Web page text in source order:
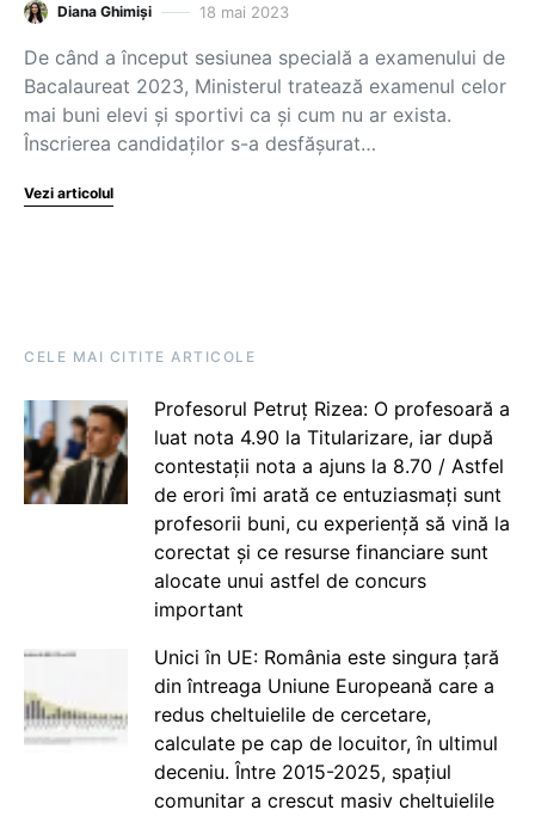
Diana Ghimiși 18 mai 2023
De când a început sesiunea specială a examenului de
Bacalaureat 2023, Ministerul tratează examenul celor
mai buni elevi și sportivi ca și cum nu ar exista.
Înscrierea candidaților s-a desfășurat…
Vezi articolul
CELE MAI CITITE ARTICOLE
Profesorul Petruț Rizea: O profesoară a
luat nota 4.90 la Titularizare, iar după
contestații nota a ajuns la 8.70 / Astfel
de erori îmi arată ce entuziasmați sunt
profesorii buni, cu experiență să vină la
corectat și ce resurse financiare sunt
alocate unui astfel de concurs
important
Unici în UE: România este singura țară
din întreaga Uniune Europeană care a
redus cheltuielile de cercetare,
calculate pe cap de locuitor, în ultimul
deceniu. Între 2015-2025, spațiul
comunitar a crescut masiv cheltuielile